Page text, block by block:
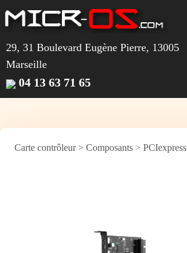
au
contenu
29, 31 Boulevard Eugène Pierre, 13005
Marseille
04 13 63 71 65
Carte contrôleur> Composants > PCIexpress